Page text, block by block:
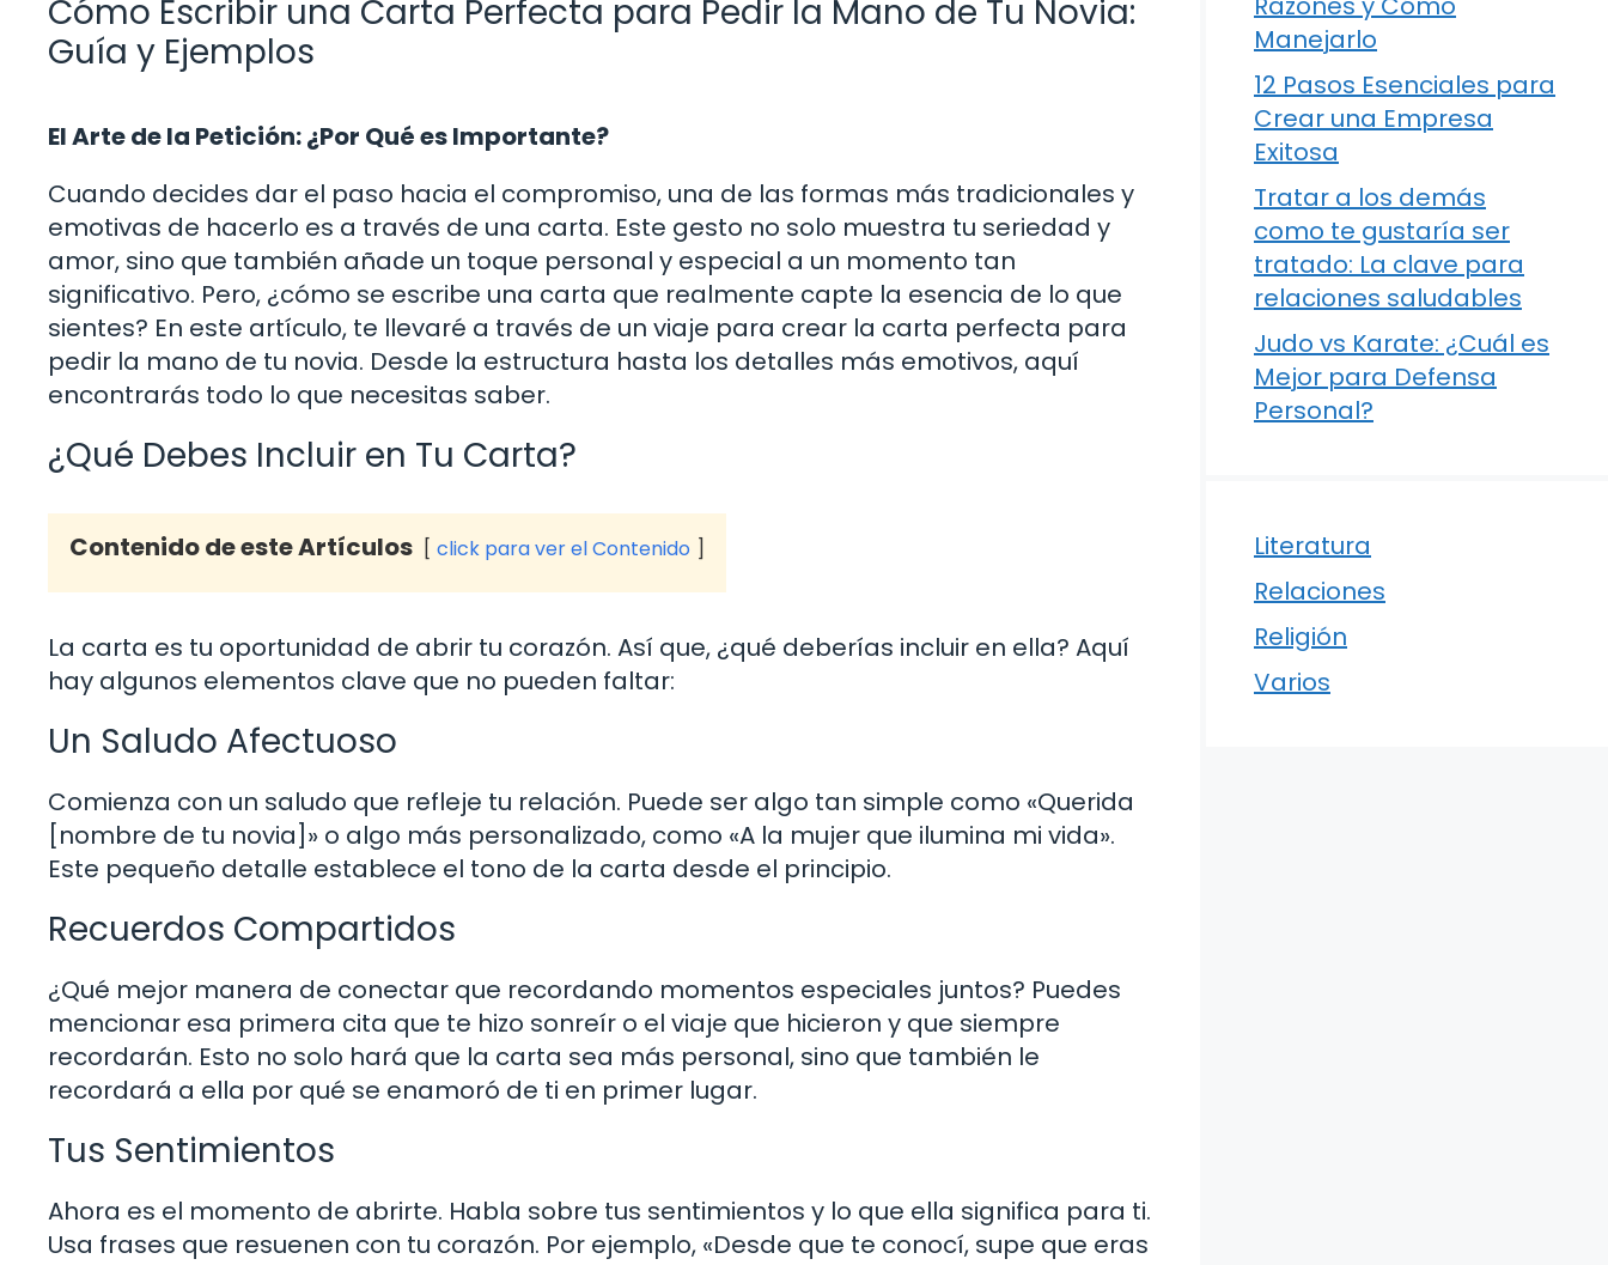
Cómo Escribir una Carta Perfecta para Pedir la Mano de Tu Novia:
Guía y Ejemplos
El Arte de la Petición: ¿Por Qué es Importante?
Cuando decides dar el paso hacia el compromiso, una de las formas más tradicionales y
emotivas de hacerlo es a través de una carta. Este gesto no solo muestra tu seriedad y
amor, sino que también añade un toque personal y especial a un momento tan
significativo. Pero, ¿cómo se escribe una carta que realmente capte la esencia de lo que
sientes? En este artículo, te llevaré a través de un viaje para crear la carta perfecta para
pedir la mano de tu novia. Desde la estructura hasta los detalles más emotivos, aquí
encontrarás todo lo que necesitas saber.
¿Qué Debes Incluir en Tu Carta?
Contenido de este Artículos click para ver el Contenido
La carta es tu oportunidad de abrir tu corazón. Así que, ¿qué deberías incluir en ella? Aquí
hay algunos elementos clave que no pueden faltar:
Un Saludo Afectuoso
Comienza con un saludo que refleje tu relación. Puede ser algo tan simple como «Querida
[nombre de tu novia]» o algo más personalizado, como «A la mujer que ilumina mi vida».
Este pequeño detalle establece el tono de la carta desde el principio.
Recuerdos Compartidos
¿Qué mejor manera de conectar que recordando momentos especiales juntos? Puedes
mencionar esa primera cita que te hizo sonreír o el viaje que hicieron y que siempre
recordarán. Esto no solo hará que la carta sea más personal, sino que también le
recordará a ella por qué se enamoró de ti en primer lugar.
Tus Sentimientos
Ahora es el momento de abrirte. Habla sobre tus sentimientos y lo que ella significa para ti.
Usa frases que resuenen con tu corazón. Por ejemplo, «Desde que te conocí, supe que eras
Manejarlo
12 Pasos Esenciales para
Crear una Empresa
Exitosa
Tratar a los demás
como te gustaría ser
tratado: La clave para
relaciones saludables
Judo vs Karate: ¿Cuál es
Mejor para Defensa
Personal?
Literatura
Relaciones
Religión
Varios